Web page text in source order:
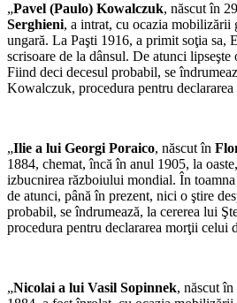
„Pavel (Paulo) Kowalczuk, născut în
Serghieni, a intrat, cu ocazia mobilizării
ungară. La Paşti 1916, a primit soţia
scrisoare de la dânsul. De atunci lipseşte
Fiind deci decesul probabil, se
Kowalczuk, procedura pentru
„Ilie a lui Georgi Poraico, născut în
1884, chemat, încă în anul 1905, la
izbucnirea războiului mondial. În
de atunci, până în prezent, nici o ştire
probabil, se îndrumează, la cererea lui
procedura pentru declararea morţii celui
„Nicolai a lui Vasil Sopinnek, născut în